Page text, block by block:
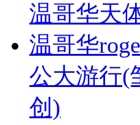
温哥华天
温哥华
公大游行(
创)